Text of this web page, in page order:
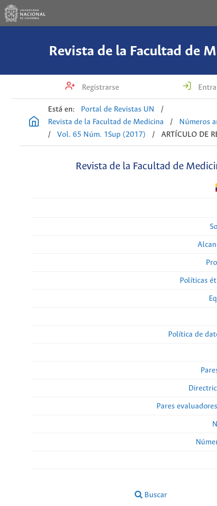
Revista de la Facultad de
Registrarse
Está en: Portal de Revistas UN
/
Revista de la Facultad de Medicina
/
Números
/
Vol. 65 Núm. 1Sup (2017) / ARTÍCULO DE
Revista de la Facultad de
Políticas
Política de
Pares
Buscar